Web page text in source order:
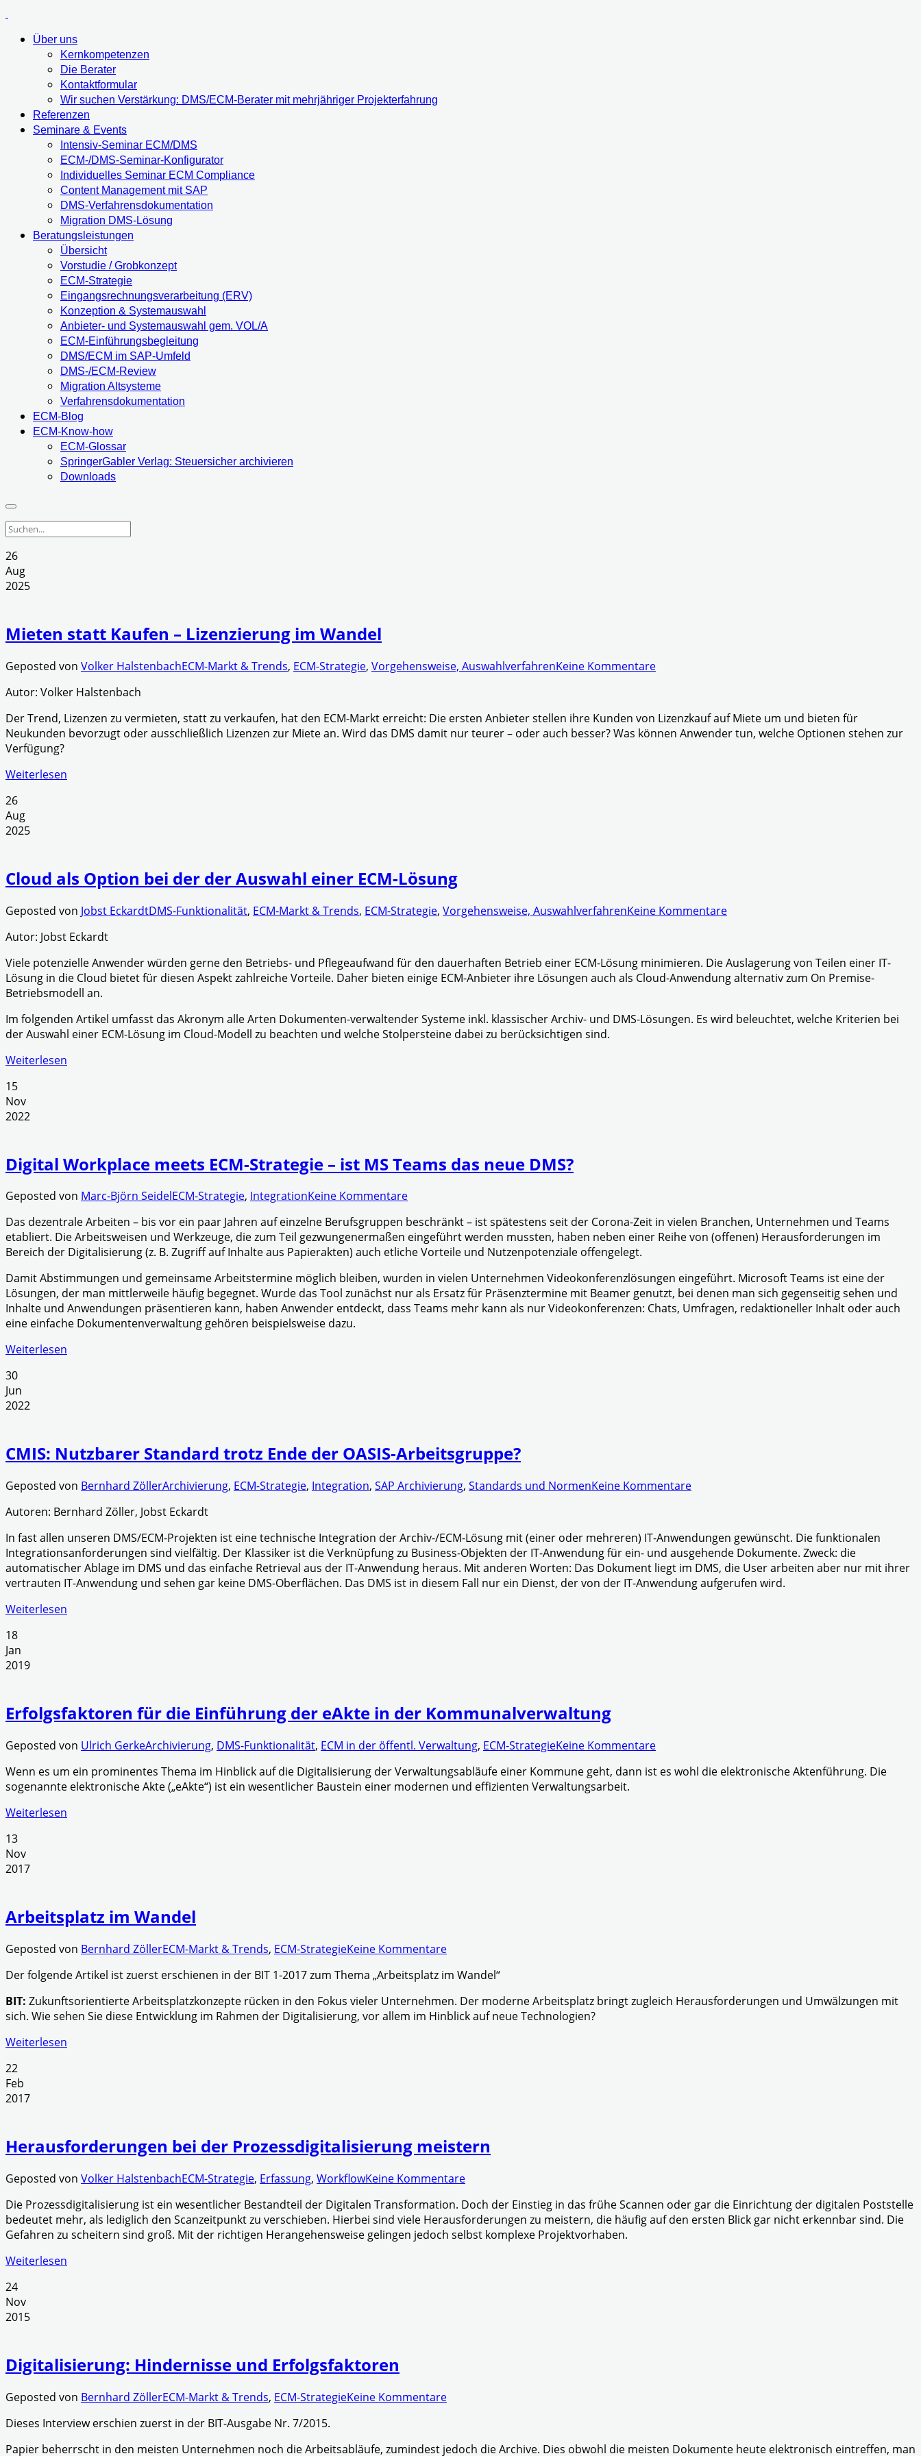
Über uns
Kernkompetenzen
Die Berater
Kontaktformular
Wir suchen Verstärkung: DMS/ECM-Berater mit mehrjähriger Projekterfahrung
Referenzen
Seminare & Events
Intensiv-Seminar ECM/DMS
ECM-/DMS-Seminar-Konfigurator
Individuelles Seminar ECM Compliance
Content Management mit SAP
DMS-Verfahrensdokumentation
Migration DMS-Lösung
Beratungsleistungen
Übersicht
Vorstudie / Grobkonzept
ECM-Strategie
Eingangsrechnungsverarbeitung (ERV)
Konzeption & Systemauswahl
Anbieter- und Systemauswahl gem. VOL/A
ECM-Einführungsbegleitung
DMS/ECM im SAP-Umfeld
DMS-/ECM-Review
Migration Altsysteme
Verfahrensdokumentation
ECM-Blog
ECM-Know-how
ECM-Glossar
SpringerGabler Verlag: Steuersicher archivieren
Downloads
26
Aug
2025
Mieten statt Kaufen – Lizenzierung im Wandel
Geposted von Volker HalstenbachECM-Markt & Trends, ECM-Strategie, Vorgehensweise, AuswahlverfahrenKeine Kommentare
Autor: Volker Halstenbach
Der Trend, Lizenzen zu vermieten, statt zu verkaufen, hat den ECM-Markt erreicht: Die ersten Anbieter stellen ihre Kunden von Lizenzkauf auf Miete um und bieten für
Neukunden bevorzugt oder ausschließlich Lizenzen zur Miete an. Wird das DMS damit nur teurer – oder auch besser? Was können Anwender tun, welche Optionen stehen zur
Verfügung?
Weiterlesen
26
Aug
2025
Cloud als Option bei der der Auswahl einer ECM-Lösung
Geposted von Jobst EckardtDMS-Funktionalität, ECM-Markt & Trends, ECM-Strategie, Vorgehensweise, AuswahlverfahrenKeine Kommentare
Autor: Jobst Eckardt
Viele potenzielle Anwender würden gerne den Betriebs- und Pflegeaufwand für den dauerhaften Betrieb einer ECM-Lösung minimieren. Die Auslagerung von Teilen einer IT-
Lösung in die Cloud bietet für diesen Aspekt zahlreiche Vorteile. Daher bieten einige ECM-Anbieter ihre Lösungen auch als Cloud-Anwendung alternativ zum On Premise-
Betriebsmodell an.
Im folgenden Artikel umfasst das Akronym alle Arten Dokumenten-verwaltender Systeme inkl. klassischer Archiv- und DMS-Lösungen. Es wird beleuchtet, welche Kriterien bei
der Auswahl einer ECM-Lösung im Cloud-Modell zu beachten und welche Stolpersteine dabei zu berücksichtigen sind.
Weiterlesen
15
Nov
2022
Digital Workplace meets ECM-Strategie – ist MS Teams das neue DMS?
Geposted von Marc-Björn SeidelECM-Strategie, IntegrationKeine Kommentare
Das dezentrale Arbeiten – bis vor ein paar Jahren auf einzelne Berufsgruppen beschränkt – ist spätestens seit der Corona-Zeit in vielen Branchen, Unternehmen und Teams
etabliert. Die Arbeitsweisen und Werkzeuge, die zum Teil gezwungenermaßen eingeführt werden mussten, haben neben einer Reihe von (offenen) Herausforderungen im
Bereich der Digitalisierung (z. B. Zugriff auf Inhalte aus Papierakten) auch etliche Vorteile und Nutzenpotenziale offengelegt.
Damit Abstimmungen und gemeinsame Arbeitstermine möglich bleiben, wurden in vielen Unternehmen Videokonferenzlösungen eingeführt. Microsoft Teams ist eine der
Lösungen, der man mittlerweile häufig begegnet. Wurde das Tool zunächst nur als Ersatz für Präsenztermine mit Beamer genutzt, bei denen man sich gegenseitig sehen und
Inhalte und Anwendungen präsentieren kann, haben Anwender entdeckt, dass Teams mehr kann als nur Videokonferenzen: Chats, Umfragen, redaktioneller Inhalt oder auch
eine einfache Dokumentenverwaltung gehören beispielsweise dazu.
Weiterlesen
30
Jun
2022
CMIS: Nutzbarer Standard trotz Ende der OASIS-Arbeitsgruppe?
Geposted von Bernhard ZöllerArchivierung, ECM-Strategie, Integration, SAP Archivierung, Standards und NormenKeine Kommentare
Autoren: Bernhard Zöller, Jobst Eckardt
In fast allen unseren DMS/ECM-Projekten ist eine technische Integration der Archiv-/ECM-Lösung mit (einer oder mehreren) IT-Anwendungen gewünscht. Die funktionalen
Integrationsanforderungen sind vielfältig. Der Klassiker ist die Verknüpfung zu Business-Objekten der IT-Anwendung für ein- und ausgehende Dokumente. Zweck: die
automatischer Ablage im DMS und das einfache Retrieval aus der IT-Anwendung heraus. Mit anderen Worten: Das Dokument liegt im DMS, die User arbeiten aber nur mit ihrer
vertrauten IT-Anwendung und sehen gar keine DMS-Oberflächen. Das DMS ist in diesem Fall nur ein Dienst, der von der IT-Anwendung aufgerufen wird.
Weiterlesen
18
Jan
2019
Erfolgsfaktoren für die Einführung der eAkte in der Kommunalverwaltung
Geposted von Ulrich GerkeArchivierung, DMS-Funktionalität, ECM in der öffentl. Verwaltung, ECM-StrategieKeine Kommentare
Wenn es um ein prominentes Thema im Hinblick auf die Digitalisierung der Verwaltungsabläufe einer Kommune geht, dann ist es wohl die elektronische Aktenführung. Die
sogenannte elektronische Akte („eAkte“) ist ein wesentlicher Baustein einer modernen und effizienten Verwaltungsarbeit.
Weiterlesen
13
Nov
2017
Arbeitsplatz im Wandel
Geposted von Bernhard ZöllerECM-Markt & Trends, ECM-StrategieKeine Kommentare
Der folgende Artikel ist zuerst erschienen in der BIT 1-2017 zum Thema „Arbeitsplatz im Wandel“
BIT: Zukunftsorientierte Arbeitsplatzkonzepte rücken in den Fokus vieler Unternehmen. Der moderne Arbeitsplatz bringt zugleich Herausforderungen und Umwälzungen mit
sich. Wie sehen Sie diese Entwicklung im Rahmen der Digitalisierung, vor allem im Hinblick auf neue Technologien?
Weiterlesen
22
Feb
2017
Herausforderungen bei der Prozessdigitalisierung meistern
Geposted von Volker HalstenbachECM-Strategie, Erfassung, WorkflowKeine Kommentare
Die Prozessdigitalisierung ist ein wesentlicher Bestandteil der Digitalen Transformation. Doch der Einstieg in das frühe Scannen oder gar die Einrichtung der digitalen Poststelle
bedeutet mehr, als lediglich den Scanzeitpunkt zu verschieben. Hierbei sind viele Herausforderungen zu meistern, die häufig auf den ersten Blick gar nicht erkennbar sind. Die
Gefahren zu scheitern sind groß. Mit der richtigen Herangehensweise gelingen jedoch selbst komplexe Projektvorhaben.
Weiterlesen
24
Nov
2015
Digitalisierung: Hindernisse und Erfolgsfaktoren
Geposted von Bernhard ZöllerECM-Markt & Trends, ECM-StrategieKeine Kommentare
Dieses Interview erschien zuerst in der BIT-Ausgabe Nr. 7/2015.
Papier beherrscht in den meisten Unternehmen noch die Arbeitsabläufe, zumindest jedoch die Archive. Dies obwohl die meisten Dokumente heute elektronisch eintreffen, man